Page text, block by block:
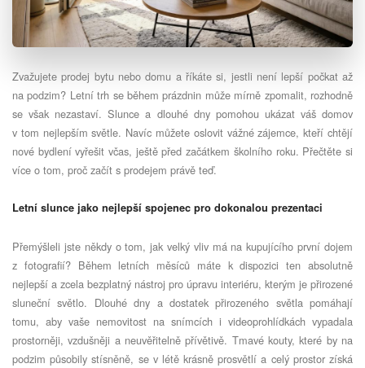
Zvažujete prodej bytu nebo domu a říkáte si, jestli není lepší počkat až
na podzim? Letní trh se během prázdnin může mírně zpomalit, rozhodně
se však nezastaví. Slunce a dlouhé dny pomohou ukázat váš domov
v tom nejlepším světle. Navíc můžete oslovit vážné zájemce, kteří chtějí
nové bydlení vyřešit včas, ještě před začátkem školního roku. Přečtěte si
více o tom, proč začít s prodejem právě teď.
Letní slunce jako nejlepší spojenec pro dokonalou prezentaci
Přemýšleli jste někdy o tom, jak velký vliv má na kupujícího první dojem
z fotografií? Během letních měsíců máte k dispozici ten absolutně
nejlepší a zcela bezplatný nástroj pro úpravu interiéru, kterým je přirozené
sluneční světlo. Dlouhé dny a dostatek přirozeného světla pomáhají
tomu, aby vaše nemovitost na snímcích i videoprohlídkách vypadala
prostorněji, vzdušněji a neuvěřitelně přívětivě. Tmavé kouty, které by na
podzim působily stísněně, se v létě krásně prosvětlí a celý prostor získá